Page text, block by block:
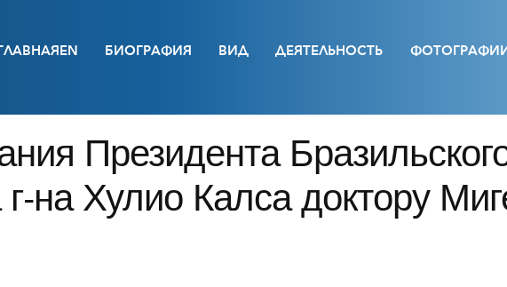
БИОГРАФИЯ ВИД ДЕЯТЕЛЬНОСТЬ
Президента
г-на Хулио Калса доктору